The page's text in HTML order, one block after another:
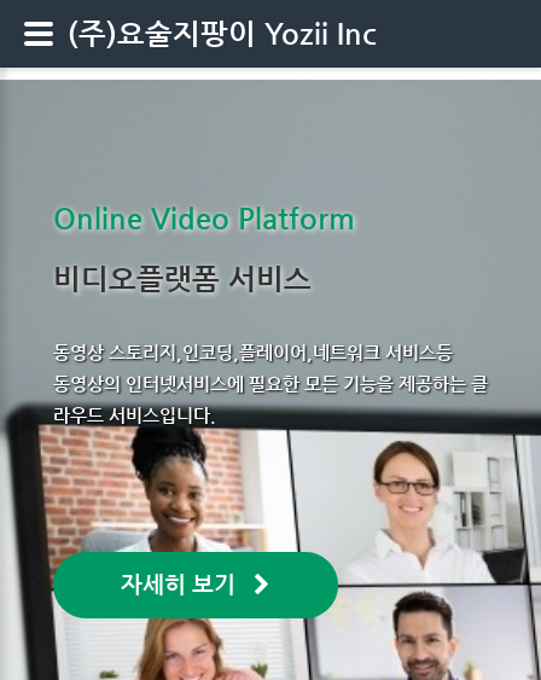
Online Video Platform
비디오플랫폼 서비스
동영상 스토리지,인코딩,플레이어,네트워크 서비스등
동영상의 인터넷서비스에 필요한 모든 기능을 제공하는 클
라우드 서비스입니다.
자세히 보기
(주)요술지팡이 Yozii Inc